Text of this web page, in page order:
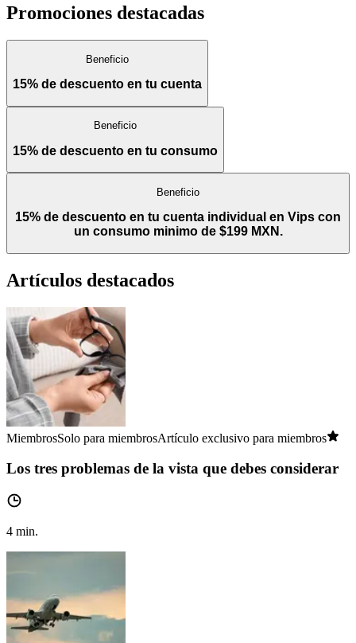
Promociones destacadas
Beneficio
15% de descuento en tu cuenta
Beneficio
15% de descuento en tu consumo
Beneficio
15% de descuento en tu cuenta individual en Vips con
un consumo minimo de $199 MXN.
Artículos destacados
MiembrosSolo para miembrosArtículo exclusivo para miembros
Los tres problemas de la vista que debes considerar
4 min.